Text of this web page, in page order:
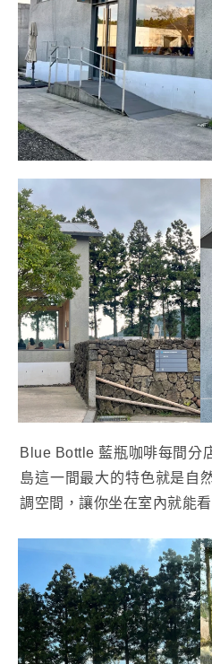
Blue Bottle 藍瓶咖啡每間分
島這一間最大的特色就是自
調空間，讓你坐在室內就能